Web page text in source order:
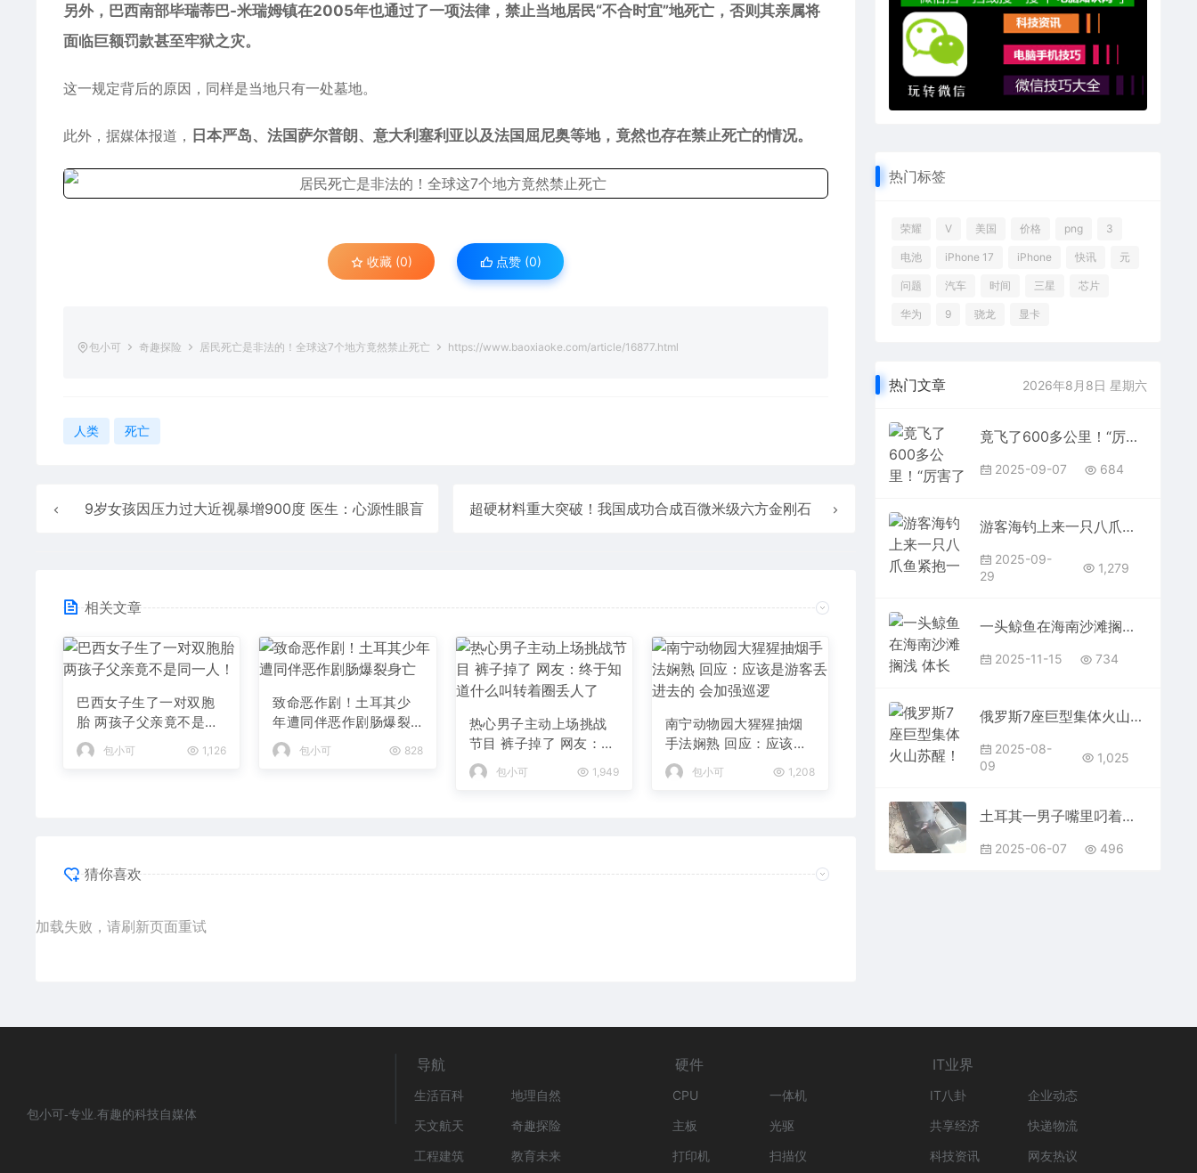
另外，巴西南部毕瑞蒂巴-米瑞姆镇在2005年也通过了一项法律，禁止当地居民“不合时宜”地死亡，否则其亲属将
面临巨额罚款甚至牢狱之灾。
这一规定背后的原因，同样是当地只有一处墓地。
此外，据媒体报道， 日本严岛、法国萨尔普朗、意大利塞利亚以及法国屈尼奥等地，竟然也存在禁止死亡的情况。
收藏 (0) 点赞 (0)
包小可 奇趣探险 居民死亡是非法的！全球这7个地方竟然禁止死亡 https://www.baoxiaoke.com/article/16877.html
人类 死亡
9岁女孩因压力过大近视暴增900度 医生：心源性眼盲 超硬材料重大突破！我国成功合成百微米级六方金刚石
相关文章
巴西女子生了一对双胞
胎 两孩子父亲竟不是同
一人！
包小可 1,126
致命恶作剧！土耳其少
年遭同伴恶作剧肠爆裂
身亡
包小可 828
热心男子主动上场挑战
节目 裤子掉了 网友：终
于知道什么叫转着圈丢
人了
包小可 1,949
南宁动物园大猩猩抽烟
手法娴熟 回应：应该是
游客丢进去的 会加强巡
逻
包小可 1,208
猜你喜欢
加载失败，请刷新页面重试
热门标签
荣耀 V 美国 价格 png 3
电池 iPhone 17 iPhone 快讯 元
问题 汽车 时间 三星 芯片
华为 9 骁龙 显卡
热门文章 2026年8月8日 星期六
竟飞了600多公里！“厉害了我的鸽” 河南网友家中飞来“阅兵鸽”
2025-09-07 684
游客海钓上来一只八爪鱼紧抱一部手机不放 网友：自带赎金
2025-09-
29
1,279
一头鲸鱼在海南沙滩搁浅 体长12.2米 重5-6吨 当地：发现时已死亡
2025-11-15 734
俄罗斯7座巨型集体火山苏醒！堪察加半岛动了近2米
2025-08-
09
1,025
土耳其一男子嘴里叼着香烟清洁油罐车：开盖后被炸飞
2025-06-07 496
包小可-专业.有趣的科技自媒体
导航
生活百科
地理自然
天文航天
奇趣探险
工程建筑
教育未来
硬件
CPU
一体机
主板
光驱
打印机
扫描仪
IT业界
IT八卦
企业动态
共享经济
快递物流
科技资讯
网友热议